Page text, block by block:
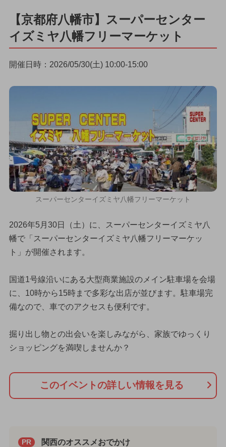
【京都府八幡市】スーパーセンター
イズミヤ八幡フリーマーケット
開催日時：2026/05/30(土) 10:00-15:00
スーパーセンターイズミヤ八幡フリーマーケット
2026年5月30日（土）に、スーパーセンターイズミヤ八
幡で「スーパーセンターイズミヤ八幡フリーマーケッ
ト」が開催されます。
国道1号線沿いにある大型商業施設のメイン駐車場を会場
に、10時から15時まで多彩な出店が並びます。駐車場完
備なので、車でのアクセスも便利です。
掘り出し物との出会いを楽しみながら、家族でゆっくり
ショッピングを満喫しませんか？
このイベントの詳しい情報を見る
PR 関西のオススメおでかけ